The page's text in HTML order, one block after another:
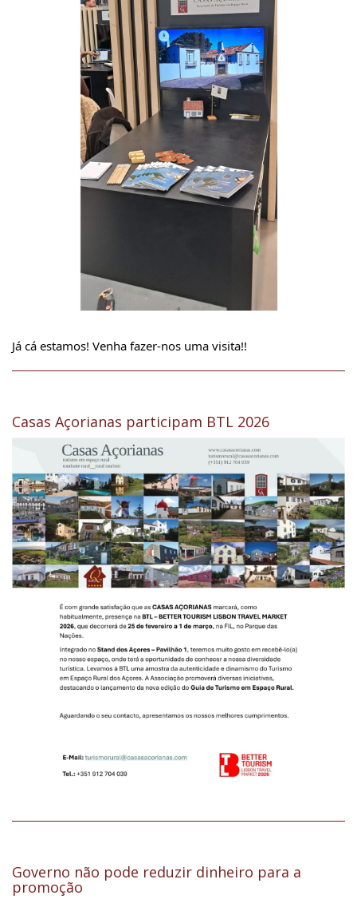
Já cá estamos! Venha fazer-nos uma visita!!
Casas Açorianas participam BTL 2026
Governo não pode reduzir dinheiro para a
promoção